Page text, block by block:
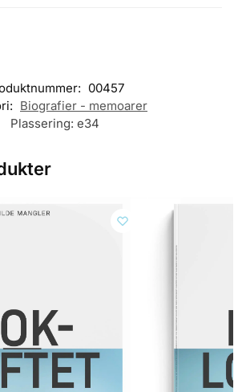
00457
Biografier - memoarer
Plassering: e34